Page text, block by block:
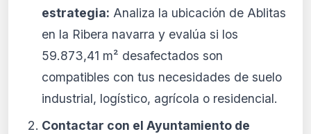
estrategia: Analiza la ubicación de Ablitas
en la Ribera navarra y evalúa si los
59.873,41 m² desafectados son
compatibles con tus necesidades de suelo
industrial, logístico, agrícola o residencial.
Contactar con el Ayuntamiento de